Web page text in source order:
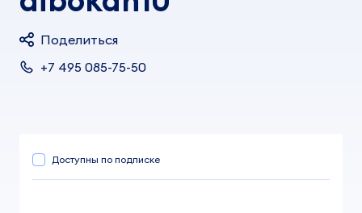
Поделиться
+7 495 085-75-50
Доступны по подписке